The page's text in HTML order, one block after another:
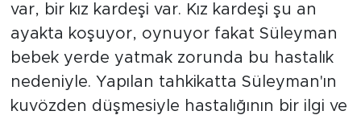
var, bir kız kardeşi var. Kız kardeşi şu an
ayakta koşuyor, oynuyor fakat Süleyman
bebek yerde yatmak zorunda bu hastalık
nedeniyle. Yapılan tahkikatta Süleyman'ın
kuvözden düşmesiyle hastalığının bir ilgi ve